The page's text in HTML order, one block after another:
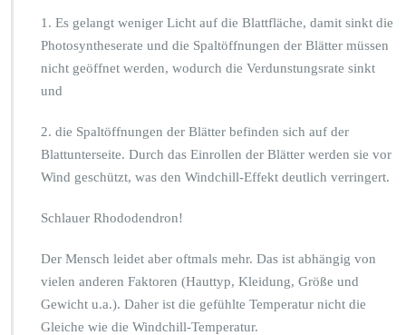
1. Es gelangt weniger Licht auf die Blattfläche, damit sinkt die
Photosyntheserate und die Spaltöffnungen der Blätter müssen
nicht geöffnet werden, wodurch die Verdunstungsrate sinkt
und
2. die Spaltöffnungen der Blätter befinden sich auf der
Blattunterseite. Durch das Einrollen der Blätter werden sie vor
Wind geschützt, was den Windchill-Effekt deutlich verringert.
Schlauer Rhododendron!
Der Mensch leidet aber oftmals mehr. Das ist abhängig von
vielen anderen Faktoren (Hauttyp, Kleidung, Größe und
Gewicht u.a.). Daher ist die gefühlte Temperatur nicht die
Gleiche wie die Windchill-Temperatur.